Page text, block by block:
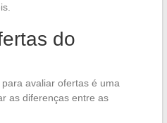
do
avaliar ofertas é uma
as diferenças entre as